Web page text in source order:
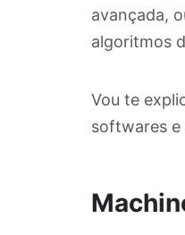
avançada,
algoritmos
Vou te
softwares e